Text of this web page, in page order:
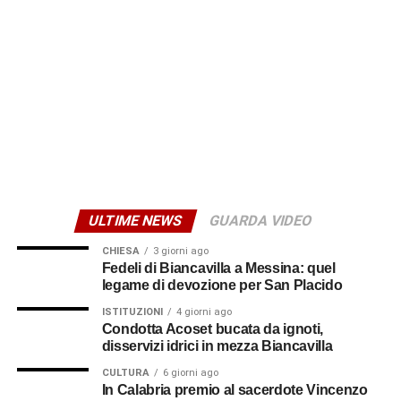
Alfio Mannino, segretario generale della Cgil Sicilia. A
moderare il confronto sarà Nino Benina.
© RIPRODUZIONE RISERVATA
ULTIME NEWS GUARDA VIDEO
CHIESA 3 giorni ago
Fedeli di Biancavilla a Messina: quel
legame di devozione per San Placido
ISTITUZIONI 4 giorni ago
Condotta Acoset bucata da ignoti,
disservizi idrici in mezza Biancavilla
CULTURA 6 giorni ago
In Calabria premio al sacerdote Vincenzo